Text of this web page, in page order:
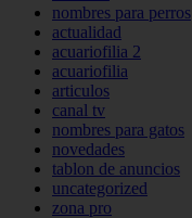
nombres para perros
actualidad
acuariofilia 2
acuariofilia
articulos
canal tv
nombres para gatos
novedades
tablon de anuncios
uncategorized
zona pro